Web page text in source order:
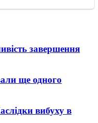
завершення
ще одного
вибуху в